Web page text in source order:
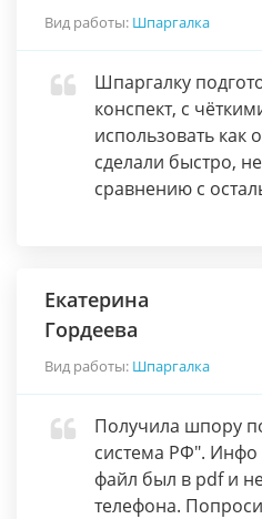
Вид работы: Шпаргалка
Шпаргалку
конспект, с
использовать как
сделали быстро,
сравнению с
Екатерина
Гордеева
Вид работы: Шпаргалка
Получила шпору
система РФ". Инфо
файл был в pdf и
телефона.